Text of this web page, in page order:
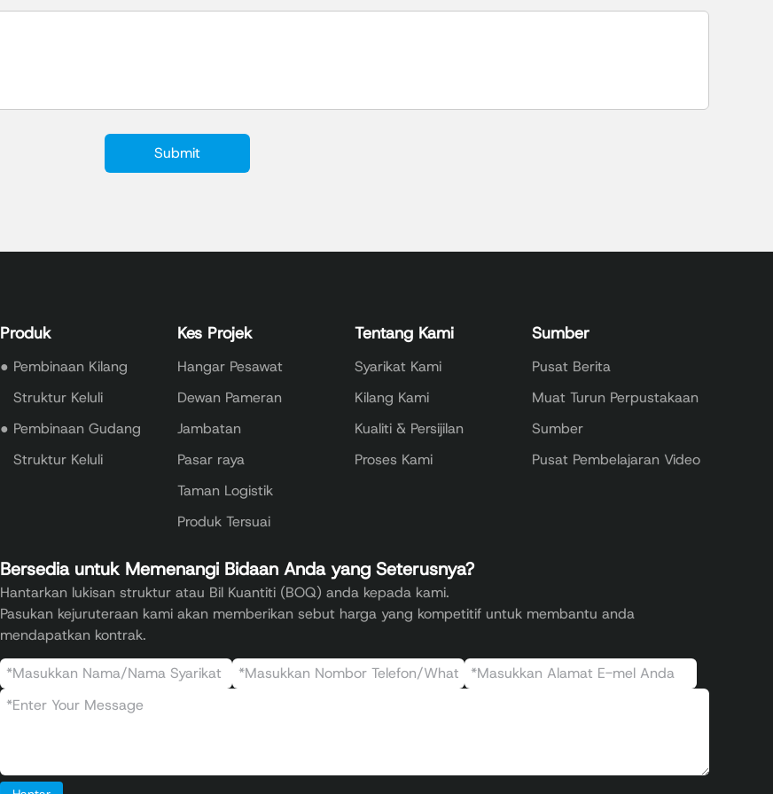
Produk
● Pembinaan Kilang
Struktur Keluli
● Pembinaan Gudang
Struktur Keluli
Kes Projek
Hangar Pesawat
Dewan Pameran
Jambatan
Pasar raya
Taman Logistik
Produk Tersuai
Tentang Kami
Syarikat Kami
Kilang Kami
Kualiti & Persijilan
Proses Kami
Sumber
Pusat Berita
Muat Turun Perpustakaan
Sumber
Pusat Pembelajaran Video
Bersedia untuk Memenangi Bidaan Anda yang Seterusnya?
Hantarkan lukisan struktur atau Bil Kuantiti (BOQ) anda kepada kami.
Pasukan kejuruteraan kami akan memberikan sebut harga yang kompetitif untuk membantu anda
mendapatkan kontrak.